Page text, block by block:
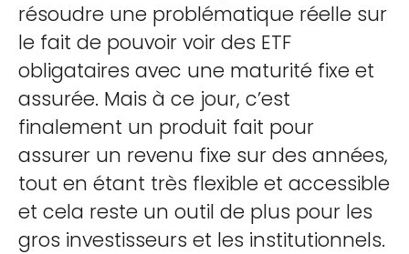
résoudre une problématique réelle sur
le fait de pouvoir voir des ETF
obligataires avec une maturité fixe et
assurée. Mais à ce jour, c’est
finalement un produit fait pour
assurer un revenu fixe sur des années,
tout en étant très flexible et accessible
et cela reste un outil de plus pour les
gros investisseurs et les institutionnels.